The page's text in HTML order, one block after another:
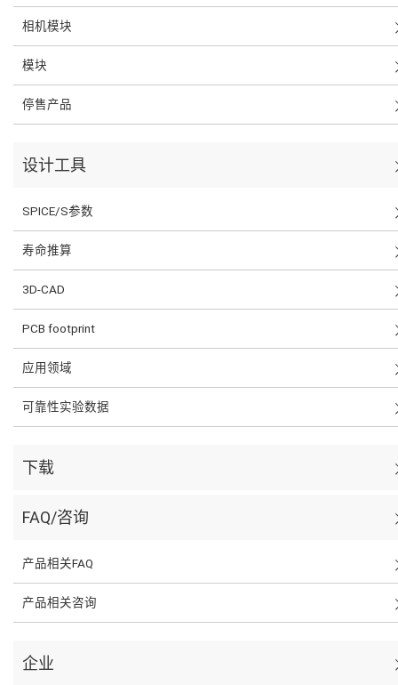
相机模块
模块
停售产品
设计工具
SPICE/S参数
寿命推算
3D-CAD
PCB footprint
应用领域
可靠性实验数据
下载
FAQ/咨询
产品相关FAQ
产品相关咨询
企业